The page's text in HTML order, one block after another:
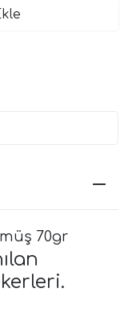
70gr